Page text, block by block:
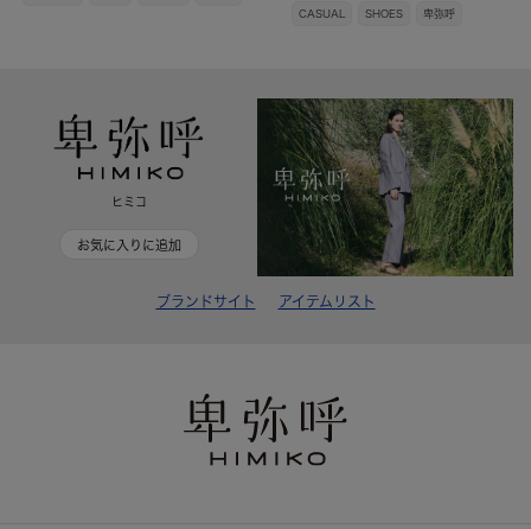
CASUAL SHOES 卑弥呼
ヒミコ
お気に入りに追加
ブランドサイト アイテムリスト